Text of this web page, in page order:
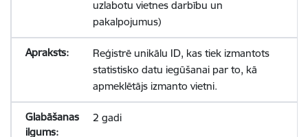
uzlabotu vietnes darbību un
pakalpojumus)
Reģistrē unikālu ID, kas tiek izmantots
statistisko datu iegūšanai par to, kā
apmeklētājs izmanto vietni.
2 gadi